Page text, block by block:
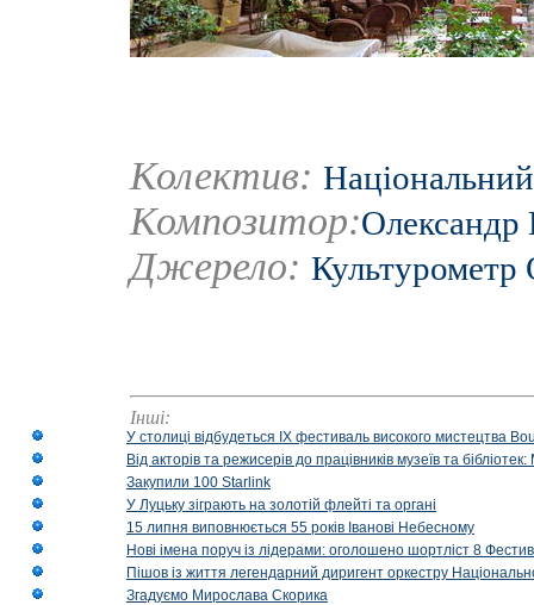
Колектив:
Композитор:Олександр
Джерело: Культурометр
Інші:
У столиці відбудеться IX фестиваль високого мистецтва
Від акторів та режисерів до працівників музеїв та
Закупили 100 Starlink
У Луцьку зіграють на золотій флейті та органі
15 липня виповнюється 55 років Іванові Небесному
Нові імена поруч із лідерами: оголошено шортліст 8
Пішов із життя легендарний диригент оркестру
Згадуємо Мирослава Скорика